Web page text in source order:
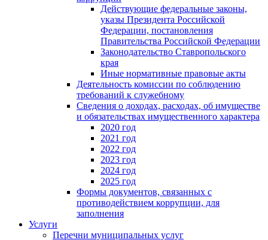
Действующие федеральные законы,
указы Президента Российской
Федерации, постановления
Правительства Российской Федерации
Законодательство Ставропольского
края
Иные нормативные правовые акты
Деятельность комиссии по соблюдению
требований к служебному
Сведения о доходах, расходах, об имуществе
и обязательствах имущественного характера
2020 год
2021 год
2022 год
2023 год
2024 год
2025 год
Формы документов, связанных с
противодействием коррупции, для
заполнения
Услуги
Перечни муниципальных услуг